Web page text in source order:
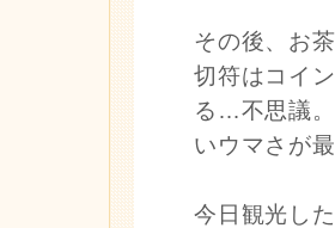
その後、お
切符はコイ
る…不思議
いウマさが
今日観光し